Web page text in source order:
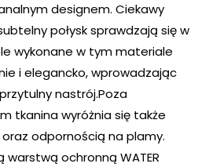
designem. Ciekawy
połysk sprawdzają się w
wykonane w tym materiale
i elegancko, wprowadzając
nastrój.Poza
tkanina wyróżnia się także
odpornością na plamy.
ochronną WATER